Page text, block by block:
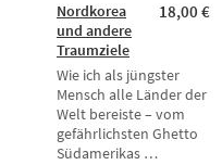
18,00 €
Nordkorea
und andere
Traumziele
Wie ich als jüngster
Mensch alle Länder der
Welt bereiste – vom
gefährlichsten Ghetto
Südamerikas …